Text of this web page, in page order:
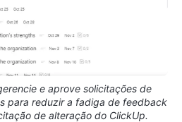
e aprove solicitações de
para reduzir a fadiga de feedback
de alteração do ClickUp.